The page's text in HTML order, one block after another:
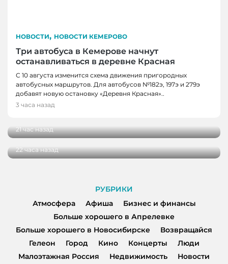
НОВОСТИ, НОВОСТИ КЕМЕРОВО
Три автобуса в Кемерове начнут
останавливаться в деревне Красная
С 10 августа изменится схема движения пригородных
автобусных маршрутов. Для автобусов №182э, 197э и 279э
добавят новую остановку «Деревня Красная»..
3 часа назад
НОВОСТИ
В Кузбассе наградили лучших тренеров,
21 час назад
НОВОСТИ, НОВОСТИ КЕМЕРОВО
годом
22 часа назад
РУБРИКИ
Атмосфера
Афиша
Бизнес и финансы
Больше хорошего в Апрелевке
Больше хорошего в Новосибирске
Возвращайся
Гелеон
Город Кино Концерты
Люди
Малоэтажная Россия
Недвижимость
Новости